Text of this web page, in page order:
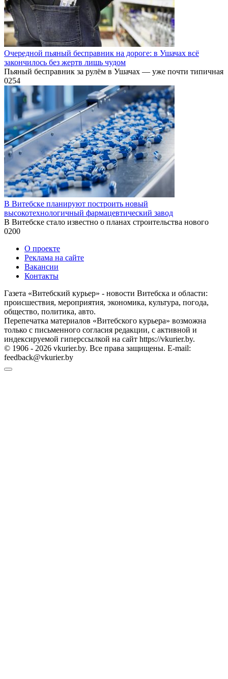
Очередной пьяный бесправник на дороге: в Ушачах всё
закончилось без жертв лишь чудом
Пьяный бесправник за рулём в Ушачах — уже почти типичная
0254
В Витебске планируют построить новый
высокотехнологичный фармацевтический завод
В Витебске стало известно о планах строительства нового
0200
О проекте
Реклама на сайте
Вакансии
Контакты
Газета «Витебский курьер» - новости Витебска и области:
происшествия, мероприятия, экономика, культура, погода,
общество, политика, авто.
Перепечатка материалов «Витебского курьера» возможна
только с письменного согласия редакции, с активной и
индексируемой гиперссылкой на сайт https://vkurier.by.
© 1906 - 2026 vkurier.by. Все права защищены. E-mail:
feedback@vkurier.by